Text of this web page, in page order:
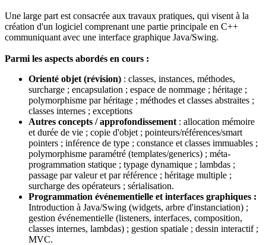
Une large part est consacrée aux travaux pratiques, qui visent à la
création d'un logiciel comprenant une partie principale en C++
communiquant avec une interface graphique Java/Swing.
Parmi les aspects abordés en cours :
Orienté objet (révision) : classes, instances, méthodes,
surcharge ; encapsulation ; espace de nommage ; héritage ;
polymorphisme par héritage ; méthodes et classes abstraites ;
classes internes ; exceptions
Autres concepts / approfondissement : allocation mémoire
et durée de vie ; copie d'objet ; pointeurs/références/smart
pointers ; inférence de type ; constance et classes immuables ;
polymorphisme paramétré (templates/generics) ; méta-
programmation statique ; typage dynamique ; lambdas ;
passage par valeur et par référence ; héritage multiple ;
surcharge des opérateurs ; sérialisation.
Programmation événementielle et interfaces graphiques :
Introduction à Java/Swing (widgets, arbre d'instanciation) ;
gestion événementielle (listeners, interfaces, composition,
classes internes, lambdas) ; gestion spatiale ; dessin interactif ;
MVC.